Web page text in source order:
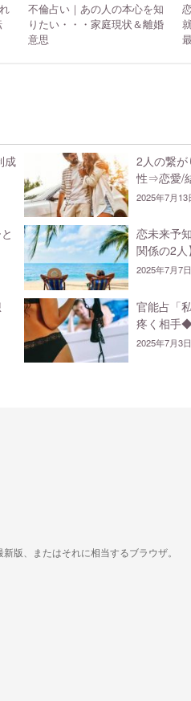
不倫占い｜あの人の本心を知
りたい・・・家庭現状＆離婚
意思
成
2人の繋
性⇒恋愛/
2025年7月13
恋未来予
関係の2
2025年7月7日
官能占「
疼く相手
2025年7月3日
版、またはそれに相当するブラウザ。